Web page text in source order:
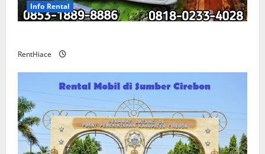
Info Rental
RentHiace